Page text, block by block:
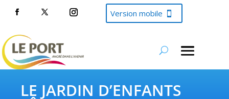
Version mobile
LE JARDIN D’ENFANTS